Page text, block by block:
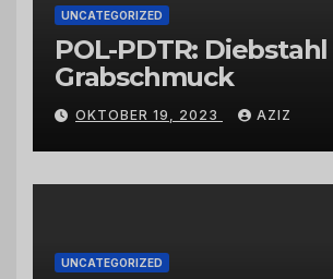
UNCATEGORIZED
POL-PDTR:
Grabschmuck
OKTOBER 19, 2023 AZIZ
UNCATEGORIZED